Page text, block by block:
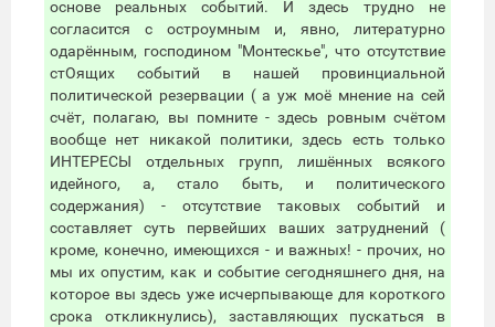
основе реальных событий. И здесь трудно не
согласится с остроумным и, явно, литературно
одарённым, господином "Монтескье", что отсутствие
стОящих событий в нашей провинциальной
политической резервации ( а уж моё мнение на сей
счёт, полагаю, вы помните - здесь ровным счётом
вообще нет никакой политики, здесь есть только
ИНТЕРЕСЫ отдельных групп, лишённых всякого
идейного, а, стало быть, и политического
содержания) - отсутствие таковых событий и
составляет суть первейших ваших затруднений (
кроме, конечно, имеющихся - и важных! - прочих, но
мы их опустим, как и событие сегодняшнего дня, на
которое вы здесь уже исчерпывающе для короткого
срока откликнулись), заставляющих пускаться в